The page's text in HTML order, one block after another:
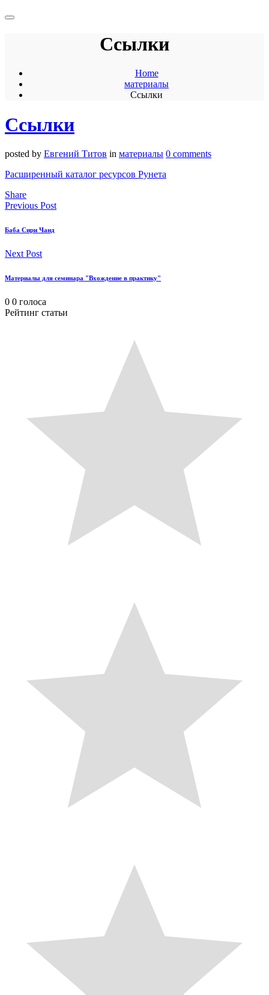
Ссылки
Home
материалы
Ссылки
Ссылки
posted by Евгений Титов in материалы 0 comments
Расширенный каталог ресурсов Рунета
Share
Previous Post
Баба Сири Чанд
Next Post
Материалы для семинара "Вхождение в практику"
0 0 голоса
Рейтинг статьи